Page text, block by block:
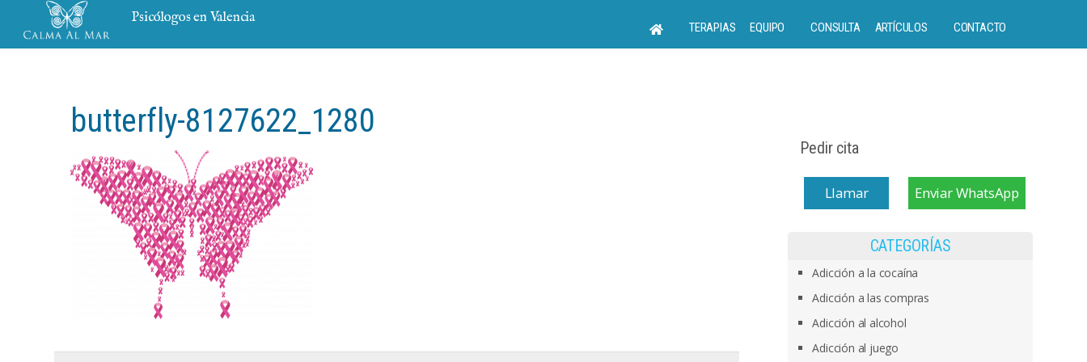
Psicólogos en Valencia
TERAPIAS EQUIPO CONSULTA ARTÍCULOS CONTACTO
butterfly-8127622_1280
Pedir cita
Llamar Enviar WhatsApp
CATEGORÍAS
Adicción a la cocaína
Adicción a las compras
Adicción al alcohol
Adicción al juego